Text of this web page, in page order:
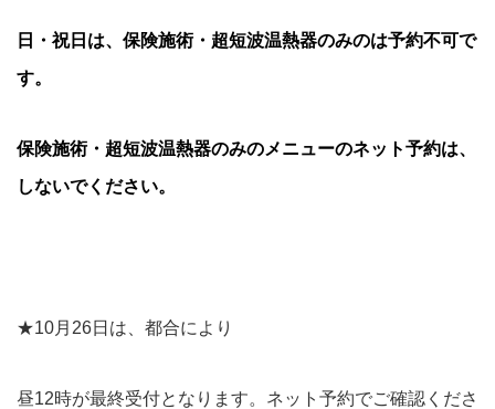
日・祝日は、保険施術・超短波温熱器のみのは予約不可で
す。
保険施術・超短波温熱器のみのメニューのネット予約は、
しないでください。
★10月26日は、都合により
昼12時が最終受付となります。ネット予約でご確認くださ